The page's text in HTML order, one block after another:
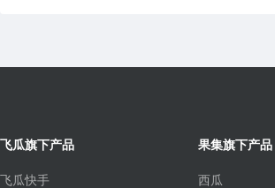
飞瓜旗下产品
飞瓜快手
果集旗下产品
西瓜